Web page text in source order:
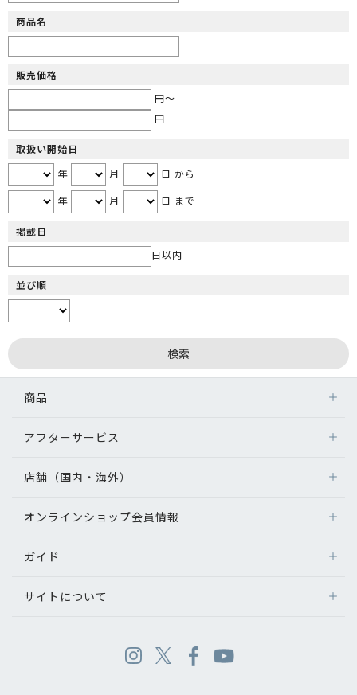
商品名
販売価格
円～
円
取扱い開始日
年
月
日 から
年
月 日 まで
掲載日
日以内
並び順
商品
アフターサービス
店舗（国内・海外）
オンラインショップ会員情報
ガイド
サイトについて